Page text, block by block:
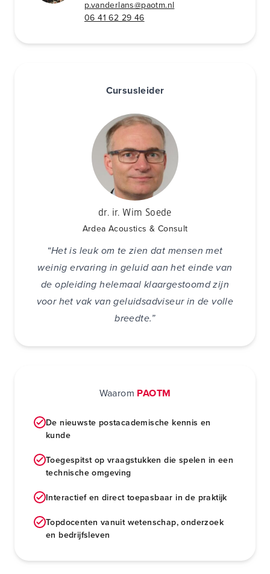
p.vanderlans@paotm.nl
06 41 62 29 46
Cursusleider
dr. ir. Wim Soede
Ardea Acoustics & Consult
“Het is leuk om te zien dat mensen met
weinig ervaring in geluid aan het einde van
de opleiding helemaal klaargestoomd zijn
voor het vak van geluidsadviseur in de volle
breedte.”
Waarom PAOTM
De nieuwste postacademische kennis en
kunde
Toegespitst op vraagstukken die spelen in een
technische omgeving
Interactief en direct toepasbaar in de praktijk
Topdocenten vanuit wetenschap, onderzoek
en bedrijfsleven